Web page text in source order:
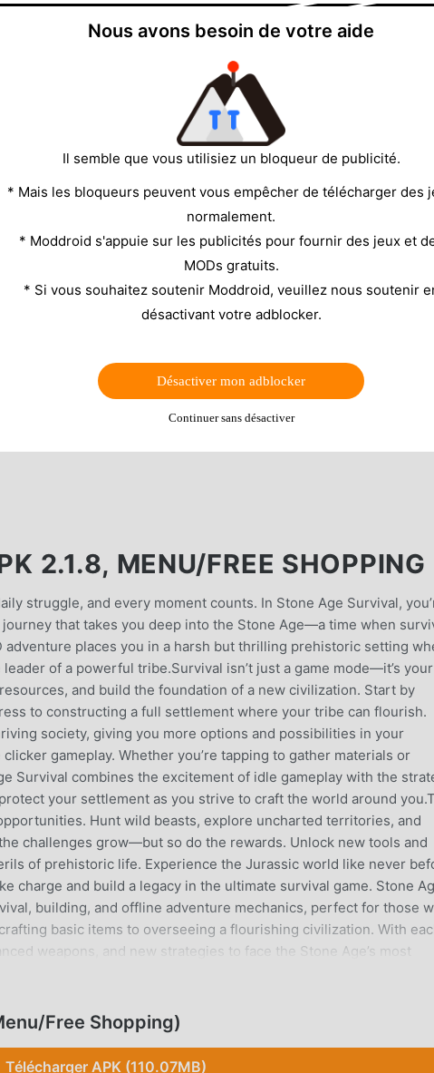
HYPERCELL
2.1.8, MENU/FREE SHOPPING
struggle, and every moment counts. In Stone Age Survival,
that takes you deep into the Stone Age—a time when
places you in a harsh but thrilling prehistoric setting
of a powerful tribe.Survival isn’t just a game mode—it’s
and build the foundation of a new civilization. Start by
to constructing a full settlement where your tribe can flourish.
society, giving you more options and possibilities in your
gameplay. Whether you’re tapping to gather materials or
Survival combines the excitement of idle gameplay with the
your settlement as you strive to craft the world around
Hunt wild beasts, explore uncharted territories, and
challenges grow—but so do the rewards. Unlock new tools and
of prehistoric life. Experience the Jurassic world like never
charge and build a legacy in the ultimate survival game. Stone
building, and offline adventure mechanics, perfect for those
basic items to overseeing a flourishing civilization. With
weapons, and new strategies to face the Stone Age’s most
keeps progressing even when you’re away, so your civilization
resources, buildings, and surprises that await you in this ever-
craft the world of your dreams and conquer the prehistoric wilds?
into an epic 3D adventure where every decision counts. Explore
Free Shopping)
Télécharger APK (110.07MB)
Nous avons besoin de votre aide
Il semble que vous utilisiez un bloqueur de publicité.
* Mais les bloqueurs peuvent vous empêcher de télécharger des
normalement.
* Moddroid s'appuie sur les publicités pour fournir des jeux et
MODs gratuits.
* Si vous souhaitez soutenir Moddroid, veuillez nous soutenir
désactivant votre adblocker.
Désactiver mon adblocker
Continuer sans désactiver